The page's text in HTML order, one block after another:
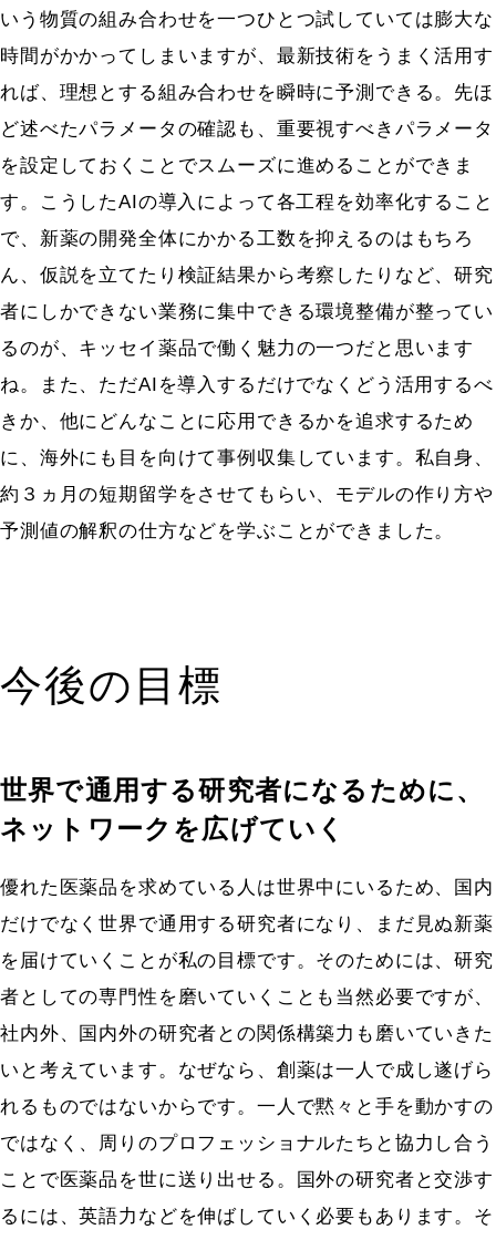
いう物質の組み合わせを一つひとつ試していては膨大な
時間がかかってしまいますが、最新技術をうまく活用す
れば、理想とする組み合わせを瞬時に予測できる。先ほ
ど述べたパラメータの確認も、重要視すべきパラメータ
を設定しておくことでスムーズに進めることができま
す。こうしたAIの導入によって各工程を効率化すること
で、新薬の開発全体にかかる工数を抑えるのはもちろ
ん、仮説を立てたり検証結果から考察したりなど、研究
者にしかできない業務に集中できる環境整備が整ってい
るのが、キッセイ薬品で働く魅力の一つだと思います
ね。また、ただAIを導入するだけでなくどう活用するべ
きか、他にどんなことに応用できるかを追求するため
に、海外にも目を向けて事例収集しています。私自身、
約３ヵ月の短期留学をさせてもらい、モデルの作り方や
予測値の解釈の仕方などを学ぶことができました。
今後の目標
世界で通用する研究者になるために、
ネットワークを広げていく
優れた医薬品を求めている人は世界中にいるため、国内
だけでなく世界で通用する研究者になり、まだ見ぬ新薬
を届けていくことが私の目標です。そのためには、研究
者としての専門性を磨いていくことも当然必要ですが、
社内外、国内外の研究者との関係構築力も磨いていきた
いと考えています。なぜなら、創薬は一人で成し遂げら
れるものではないからです。一人で黙々と手を動かすの
ではなく、周りのプロフェッショナルたちと協力し合う
ことで医薬品を世に送り出せる。国外の研究者と交渉す
るには、英語力などを伸ばしていく必要もあります。そ